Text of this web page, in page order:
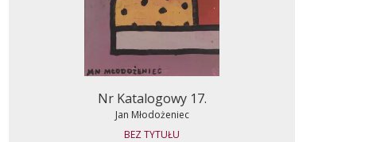
Nr Katalogowy 17.
Jan Młodożeniec
BEZ TYTUŁU